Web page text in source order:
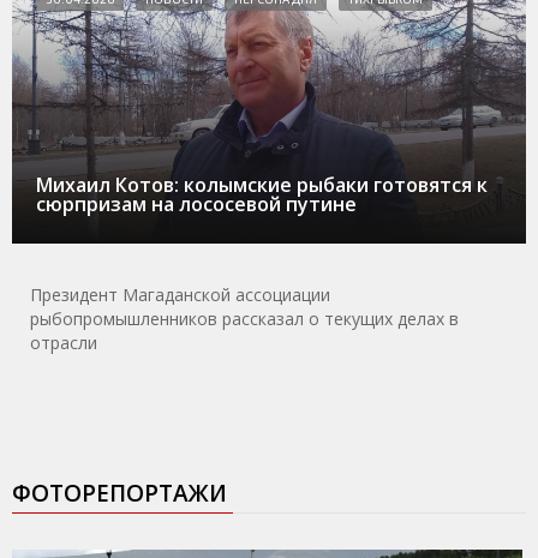
Михаил Котов: колымские рыбаки готовятся к
сюрпризам на лососевой путине
Президент Магаданской ассоциации
рыбопромышленников рассказал о текущих делах в
отрасли
ФОТОРЕПОРТАЖИ